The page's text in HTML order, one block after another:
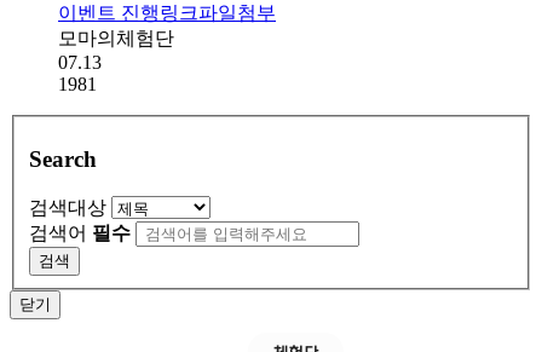
이벤트 진행링크파일첨부
모마의체험단
07.13
1981
Search
검색대상
검색어 필수
검색
닫기